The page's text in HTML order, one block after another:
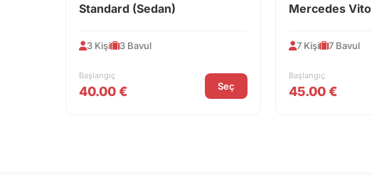
Standard (Sedan)
3 Kişi 3 Bavul
Başlangıç
40.00 € Seç
Mercedes Vito
7 Kişi 7 Bavul
Başlangıç
45.00 €